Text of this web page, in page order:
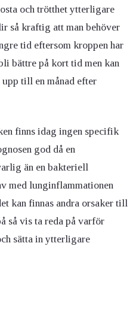
och trötthet ytterligare
så kraftig att man behöver
tid eftersom kroppen har
bättre på kort tid men kan
upp till en månad efter
finns idag ingen specifik
god då en
än en bakteriell
med lunginflammationen
kan finnas andra orsaker till
så vis ta reda på varför
sätta in ytterligare